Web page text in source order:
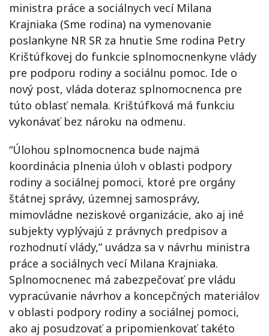
ministra práce a sociálnych vecí Milana
Krajniaka (Sme rodina) na vymenovanie
poslankyne NR SR za hnutie Sme rodina Petry
Krištúfkovej do funkcie splnomocnenkyne vlády
pre podporu rodiny a sociálnu pomoc. Ide o
nový post, vláda doteraz splnomocnenca pre
túto oblasť nemala. Krištúfková má funkciu
vykonávať bez nároku na odmenu.
“Úlohou splnomocnenca bude najmä
koordinácia plnenia úloh v oblasti podpory
rodiny a sociálnej pomoci, ktoré pre orgány
štátnej správy, územnej samosprávy,
mimovládne neziskové organizácie, ako aj iné
subjekty vyplývajú z právnych predpisov a
rozhodnutí vlády,” uvádza sa v návrhu ministra
práce a sociálnych vecí Milana Krajniaka.
Splnomocnenec má zabezpečovať pre vládu
vypracúvanie návrhov a koncepčných materiálov
v oblasti podpory rodiny a sociálnej pomoci,
ako aj posudzovať a pripomienkovať takéto